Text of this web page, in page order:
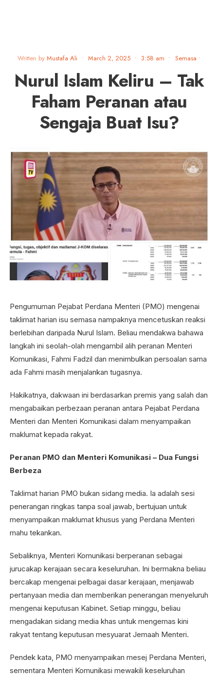
Written by Mustafa Ali • March 2, 2025 • 3:58 am • Semasa •
Nurul Islam Keliru – Tak
Faham Peranan atau
Sengaja Buat Isu?
Pengumuman Pejabat Perdana Menteri (PMO) mengenai
taklimat harian isu semasa nampaknya mencetuskan reaksi
berlebihan daripada Nurul Islam. Beliau mendakwa bahawa
langkah ini seolah-olah mengambil alih peranan Menteri
Komunikasi, Fahmi Fadzil dan menimbulkan persoalan sama
ada Fahmi masih menjalankan tugasnya.
Hakikatnya, dakwaan ini berdasarkan premis yang salah dan
mengabaikan perbezaan peranan antara Pejabat Perdana
Menteri dan Menteri Komunikasi dalam menyampaikan
maklumat kepada rakyat.
Peranan PMO dan Menteri Komunikasi – Dua Fungsi
Berbeza
Taklimat harian PMO bukan sidang media. Ia adalah sesi
penerangan ringkas tanpa soal jawab, bertujuan untuk
menyampaikan maklumat khusus yang Perdana Menteri
mahu tekankan.
Sebaliknya, Menteri Komunikasi berperanan sebagai
jurucakap kerajaan secara keseluruhan. Ini bermakna beliau
bercakap mengenai pelbagai dasar kerajaan, menjawab
pertanyaan media dan memberikan penerangan menyeluruh
mengenai keputusan Kabinet. Setiap minggu, beliau
mengadakan sidang media khas untuk mengemas kini
rakyat tentang keputusan mesyuarat Jemaah Menteri.
Pendek kata, PMO menyampaikan mesej Perdana Menteri,
sementara Menteri Komunikasi mewakili keseluruhan